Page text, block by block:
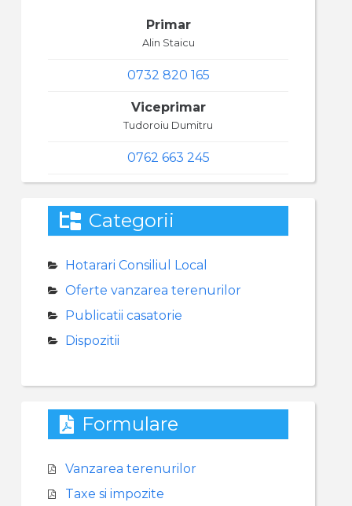
Primar
Alin Staicu
0732 820 165
Viceprimar
Tudoroiu Dumitru
0762 663 245
Categorii
Hotarari Consiliul Local
Oferte vanzarea terenurilor
Publicatii casatorie
Dispozitii
Formulare
Vanzarea terenurilor
Taxe si impozite